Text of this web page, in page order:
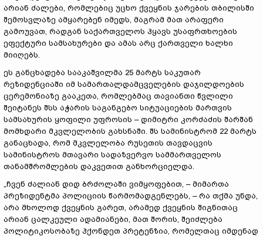
არიან ძალები, რომლებიც უცხო ქვეყნის ჯარების თბილისში
შემოსვლაზე ამყარებენ იმედს, მაგრამ მათ არაფერი
გამოუვათ, რადგან საქართველოს ჰყავს უსაფრთხოების
ეფექტური სამსახურები და ამას არც ქართველი ხალხი
მიიღებს.
ეს განცხადება სააკაშვილმა 25 მარტს საკუთარ
რეზიდენციაში იმ სამართალდამცველების დაჯილდოების
ცერემონიაზე გააკეთა, რომლებმაც თავიანთი წვლილი
შეიტანეს შსს აჭარის საგანგებო სიტუაციების მართვის
სამსახურის ყოფილი უფროსის – დიმიტრი კორძაძის შარშან
მომხდარი მკვლელობის გახსნაში. შს სამინისტრომ 22 მარტს
განაცხადა, რომ მკვლელობა რუსეთის თავდაცვის
სამინისტროს მთავარი სადაზვერვო სამმართველოს
თანამშრომლების დაკვეთით განხორციელდა.
„ჩვენ ძალიან დიდ ბრძოლაში ვიმყოფებით, – მიმართა
პრეზიდენტმა პოლიციის წარმომადგენლებს, – რა თქმა უნდა,
არა მხოლოდ ქვეყნის გარეთ, არამედ ქვეყნის შიგნითაც
არიან ცალკეული ადამიანები, მათ შორის, შეიძლება
პოლიტიკოსობაზე ჰქონდეთ პრეტენზია, რომელთაც იმდენად